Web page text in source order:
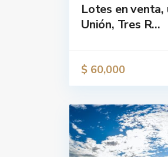
Lotes en venta,
Unión, Tres R...
$ 60,000